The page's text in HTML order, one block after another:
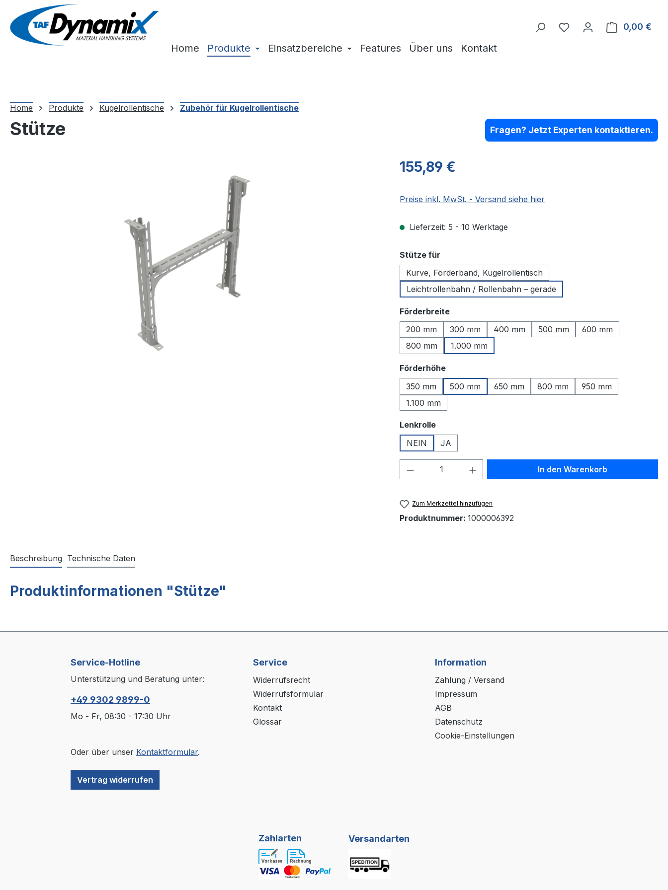
Hauptinhalt springen
Zur Suche springen
Zur Hauptnavigation springen
Du hast 0 Produkte auf
0,00 €
Home Produkte Einsatzbereiche Features Über uns Kontakt
Home Produkte Kugelrollentische Zubehör für Kugelrollentische
Stütze Fragen? Jetzt Experten kontaktieren.
Regulärer Preis:
155,89 €
Preise inkl. MwSt. - Versand siehe hier
Lieferzeit: 5 - 10 Werktage
Stütze für
Kurve, Förderband, Kugelrollentisch
Leichtrollenbahn / Rollenbahn – gerade
Förderbreiteauswählen
200 mm
300 mm 400 mm 500 mm
600 mm
800 mm
1.000 mm
Förderhöheauswählen
350 mm
500 mm 650 mm 800 mm
950 mm
1.100 mm
Lenkrolleauswählen
NEIN
JA
Produkt Anzahl: Gib den gewünschten Wert
In den Warenkorb
Zum Merkzettel hinzufügen
Produktnummer: 1000006392
Beschreibung Technische Daten
Produktinformationen "Stütze"
Service-Hotline
Unterstützung und Beratung unter:
+49 9302 9899-0
Mo - Fr, 08:30 - 17:30 Uhr
Oder über unser Kontaktformular.
Vertrag widerrufen
Service
Widerrufsrecht
Widerrufsformular
Kontakt
Glossar
Information
Zahlung / Versand
Impressum
AGB
Datenschutz
Cookie-Einstellungen
Zahlarten Versandarten